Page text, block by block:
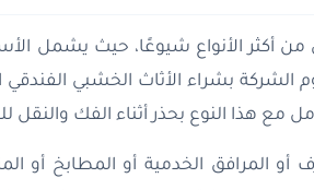
من أكثر الأنواع شيوعًا، حيث يشمل
الشركة بشراء الأثاث الخشبي
مع هذا النوع بحذر أثناء الفك والنقل
المرافق الخدمية أو المطابخ أو